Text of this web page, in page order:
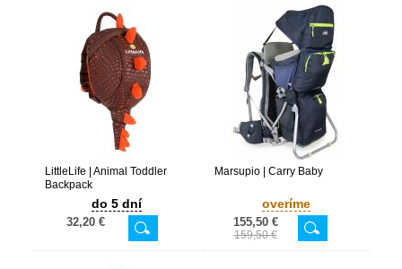
LittleLife | Animal Toddler
Backpack
do 5 dní
32,20 €
Marsupio | Carry Baby
overíme
155,50 €
159,50 €